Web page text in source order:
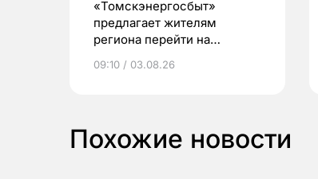
«Томскэнергосбыт»
предлагает жителям
региона перейти на
выиграть призы
09:10 / 03.08.26
Похожие новости